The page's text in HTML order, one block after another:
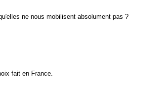
ne nous mobilisent absolument pas ?
fait en France.